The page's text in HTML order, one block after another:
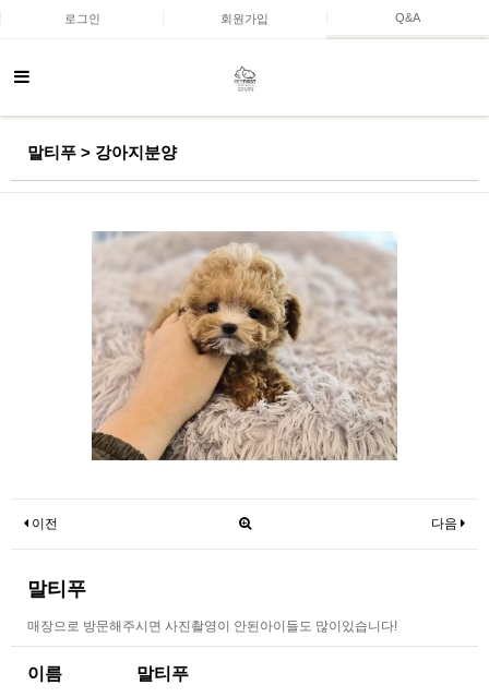
로그인 회원가입 Q&A
말티푸 > 강아지분양
이전 다음
말티푸
매장으로 방문해주시면 사진촬영이 안된아이들도 많이있습니다!
이름
말티푸